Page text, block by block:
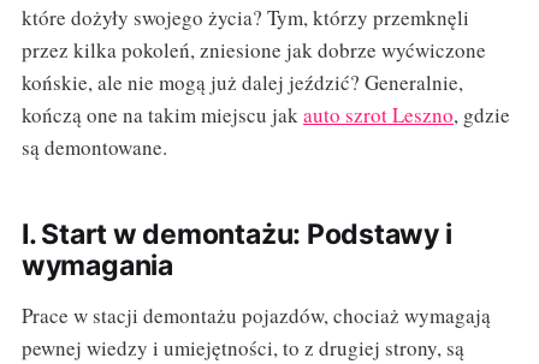
które dożyły swojego życia? Tym, którzy przemknęli
przez kilka pokoleń, zniesione jak dobrze wyćwiczone
końskie, ale nie mogą już dalej jeździć? Generalnie,
kończą one na takim miejscu jakauto szrot Leszno, gdzie
są demontowane.
I. Start w demontażu: Podstawy i
wymagania
Prace w stacji demontażu pojazdów, chociaż wymagają
pewnej wiedzy i umiejętności, to z drugiej strony, są